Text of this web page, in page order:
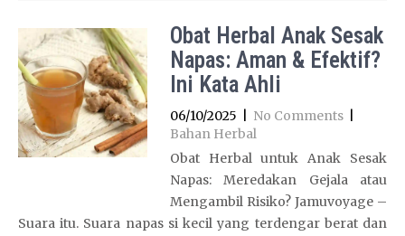
Obat Herbal Anak Sesak
Napas: Aman & Efektif?
Ini Kata Ahli
06/10/2025 No Comments
Bahan Herbal
Obat Herbal untuk Anak Sesak
Napas: Meredakan Gejala atau
Mengambil Risiko? Jamuvoyage –
Suara itu. Suara napas si kecil yang terdengar berat dan